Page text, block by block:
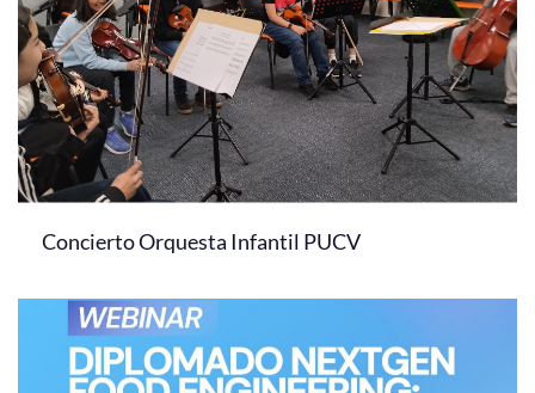
Concierto Orquesta Infantil PUCV